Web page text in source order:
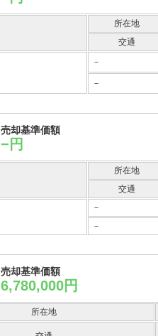
所在地
交通
－
－
売却基準価額
−円
所在地
交通
－
－
売却基準価額
6,780,000円
所在地